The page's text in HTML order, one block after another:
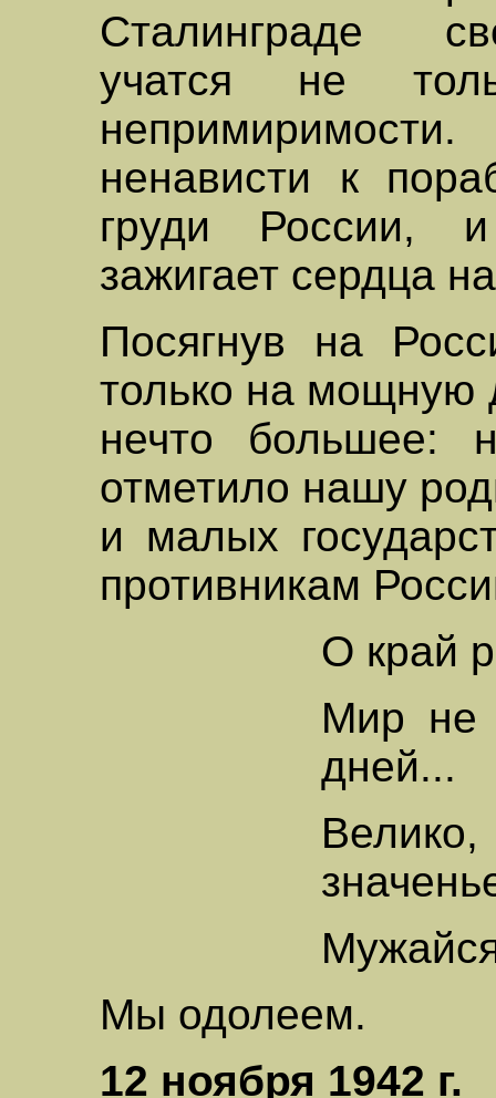
Сталинграде
учатся не
ненависти к
груди России,
зажигает сердца
Посягнув на
только на мощную
нечто большее:
отметило нашу
и малых
противникам
О край
Мир не
дней...
Мы одолеем.
12 ноября 1942 г.